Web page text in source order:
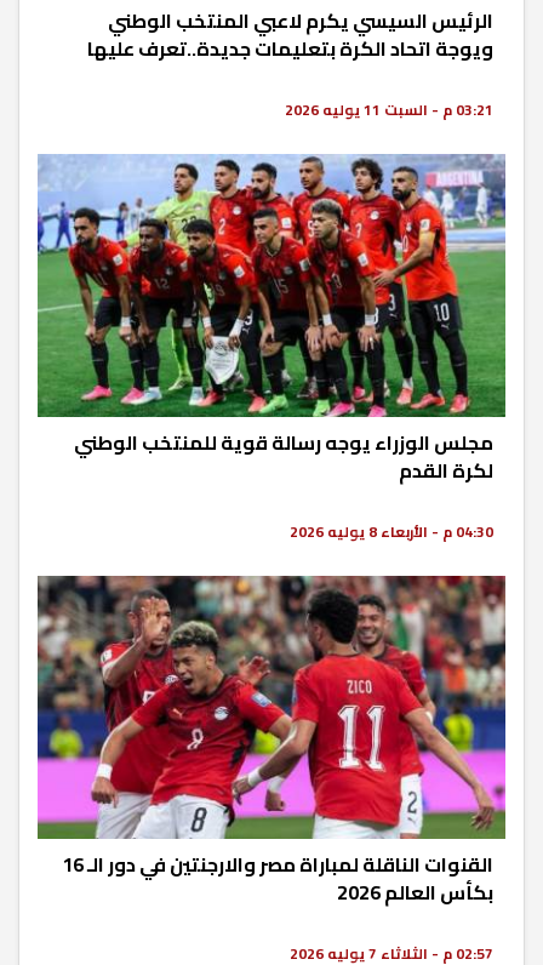
الرئيس السيسي يكرم لاعبي المنتخب الوطني
ويوجة اتحاد الكرة بتعليمات جديدة..تعرف عليها
03:21 م - السبت 11 يوليه 2026
مجلس الوزراء يوجه رسالة قوية للمنتخب الوطني
لكرة القدم
04:30 م - الأربعاء 8 يوليه 2026
القنوات الناقلة لمباراة مصر والارجنتين في دور الـ 16
بكأس العالم 2026
02:57 م - الثلاثاء 7 يوليه 2026